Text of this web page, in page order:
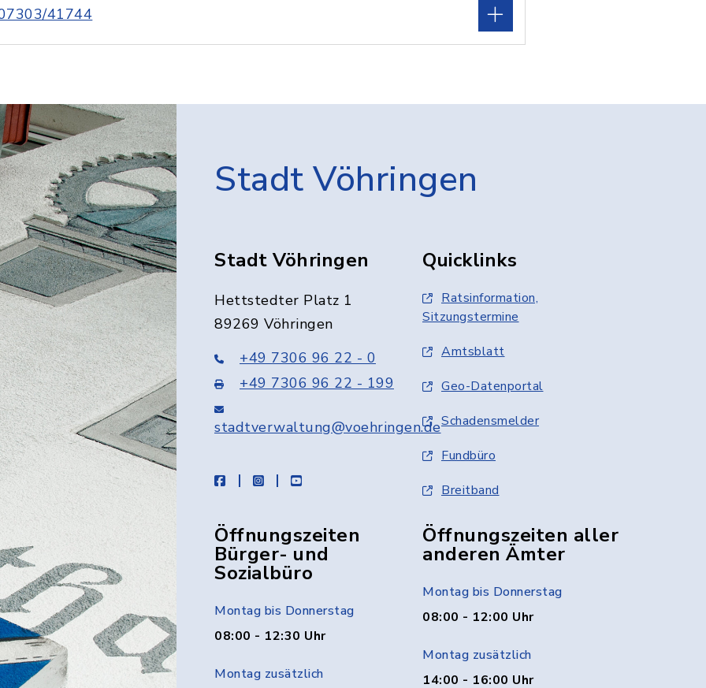
41744
Stadt Vöhringen
Stadt Vöhringen
Hettstedter Platz 1
89269 Vöhringen
+49 7306 96 22 - 0
+49 7306 96 22 - 199
stadtverwaltung@voehringen.de
facebookinstagramyoutube
Quicklinks
Ratsinformation,
Sitzungstermine
Amtsblatt
Geo-Datenportal
Schadensmelder
Fundbüro
Breitband
Öffnungszeiten
Bürger- und
Sozialbüro
Montag bis Donnerstag
08:00 - 12:30 Uhr
Montag zusätzlich
Öffnungszeiten aller
anderen Ämter
Montag bis Donnerstag
08:00 - 12:00 Uhr
Montag zusätzlich
14:00 - 16:00 Uhr